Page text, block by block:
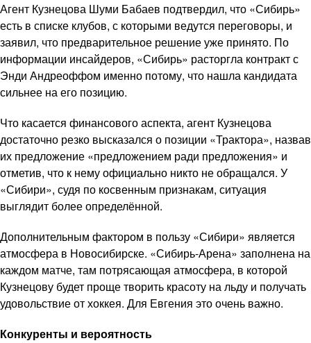
Агент Кузнецова Шуми Бабаев подтвердил, что «Сибирь»
есть в списке клубов, с которыми ведутся переговоры, и
заявил, что предварительное решение уже принято. По
информации инсайдеров, «Сибирь» расторгла контракт с
Энди Андреоффом именно потому, что нашла кандидата
сильнее на его позицию.
Что касается финансового аспекта, агент Кузнецова
достаточно резко высказался о позиции «Трактора», назвав
их предложение «предложением ради предложения» и
отметив, что к нему официально никто не обращался. У
«Сибири», судя по косвенным признакам, ситуация
выглядит более определённой.
Дополнительным фактором в пользу «Сибири» является
атмосфера в Новосибирске. «Сибирь-Арена» заполнена на
каждом матче, там потрясающая атмосфера, в которой
Кузнецову будет проще творить красоту на льду и получать
удовольствие от хоккея. Для Евгения это очень важно.
Конкуренты и вероятность